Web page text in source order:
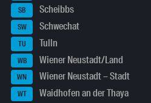
SB Scheibbs
SW Schwechat
TU Tulln
WB Wiener Neustadt/Land
WN Wiener Neustadt – Stadt
WT Waidhofen an der Thaya